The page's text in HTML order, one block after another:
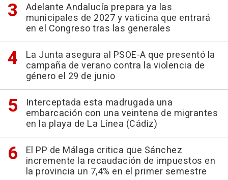
Adelante Andalucía prepara ya las
municipales de 2027 y vaticina que entrará
en el Congreso tras las generales
La Junta asegura al PSOE-A que presentó la
campaña de verano contra la violencia de
género el 29 de junio
Interceptada esta madrugada una
embarcación con una veintena de migrantes
en la playa de La Línea (Cádiz)
El PP de Málaga critica que Sánchez
incremente la recaudación de impuestos en
la provincia un 7,4% en el primer semestre